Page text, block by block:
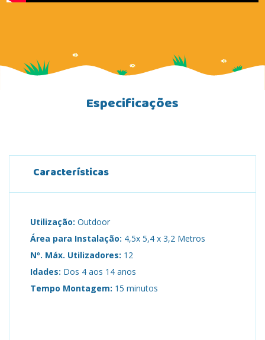
Especificações
Características
Utilização: Outdoor
Área para Instalação: 4,5x 5,4 x 3,2 Metros
Nº. Máx. Utilizadores: 12
Idades: Dos 4 aos 14 anos
Tempo Montagem: 15 minutos